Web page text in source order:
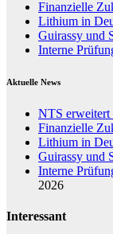
Finanzielle
Lithium in
Guirassy und
Interne
Aktuelle News
NTS erweitert
Finanzielle
Lithium in
Guirassy und
Interne
2026
Interessant